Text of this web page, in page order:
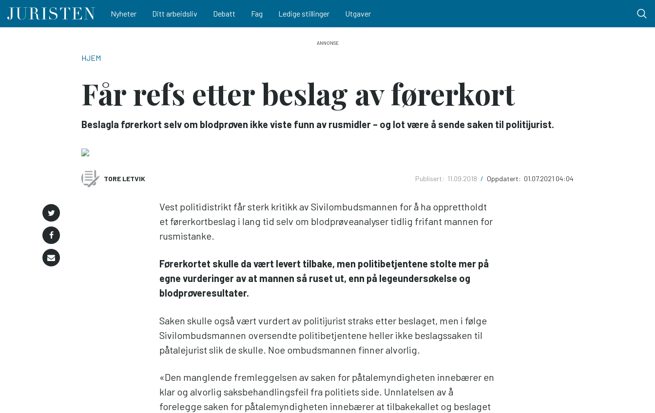
Main navigation
Nyheter Ditt arbeidsliv Debatt Fag Ledige stillinger Utgaver
NAVIGASJONSSTI
HJEM
Får refs etter beslag av førerkort
Beslagla førerkort selv om blodprøven ikke viste funn av rusmidler – og lot være å sende saken til politijurist.
TORE LETVIK Publisert: 11.09.2018 / Oppdatert: 01.07.2021 04:04
Vest politidistrikt får sterk kritikk av Sivilombudsmannen for å ha opprettholdt
et førerkortbeslag i lang tid selv om blodprøveanalyser tidlig frifant mannen for
rusmistanke.
Førerkortet skulle da vært levert tilbake, men politibetjentene stolte mer på
egne vurderinger av at mannen så ruset ut, enn på legeundersøkelse og
blodprøveresultater.
Saken skulle også vært vurdert av politijurist straks etter beslaget, men i følge
Sivilombudsmannen oversendte politibetjentene heller ikke beslagssaken til
påtalejurist slik de skulle. Noe ombudsmannen finner alvorlig.
«Den manglende fremleggelsen av saken for påtalemyndigheten innebærer en
klar og alvorlig saksbehandlingsfeil fra politiets side. Unnlatelsen av å
forelegge saken for påtalemyndigheten innebærer at tilbakekallet og beslaget